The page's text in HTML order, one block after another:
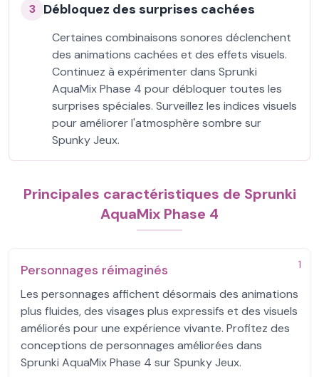
3 Débloquez des surprises cachées
Certaines combinaisons sonores déclenchent
des animations cachées et des effets visuels.
Continuez à expérimenter dans Sprunki
AquaMix Phase 4 pour débloquer toutes les
surprises spéciales. Surveillez les indices visuels
pour améliorer l'atmosphère sombre sur
Spunky Jeux.
Principales caractéristiques de Sprunki
AquaMix Phase 4
1
Personnages réimaginés
Les personnages affichent désormais des animations
plus fluides, des visages plus expressifs et des visuels
améliorés pour une expérience vivante. Profitez des
conceptions de personnages améliorées dans
Sprunki AquaMix Phase 4 sur Spunky Jeux.